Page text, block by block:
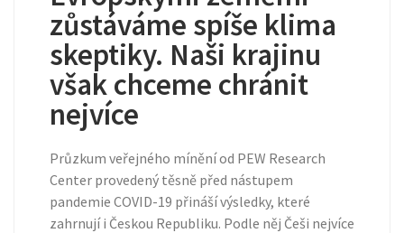
zůstáváme spíše klima
skeptiky. Naši krajinu
však chceme chránit
nejvíce
Průzkum veřejného mínění od PEW Research
Center provedený těsně před nástupem
pandemie COVID-19 přináší výsledky, které
zahrnují i Českou Republiku. Podle něj Češi nejvíce